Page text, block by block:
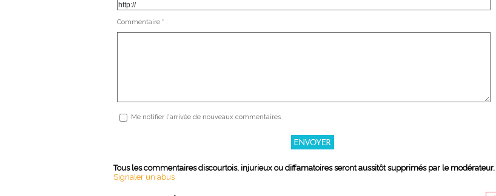
Commentaire * :
Me notifier l'arrivée de nouveaux commentaires
Tous les commentaires discourtois, injurieux ou diffamatoires seront aussitôt supprimés par le modérateur.
Signaler un abus